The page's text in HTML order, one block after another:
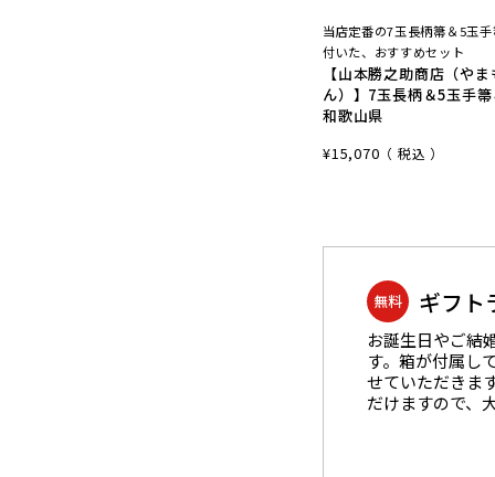
当店定番の7玉長柄箒＆5玉
付いた、おすすめセット
【山本勝之助商店（や
ん）】7玉長柄＆5玉手
和歌山県
¥15,070 税込
無料 ギフト
お誕生日やご結
す。箱が付属し
せていただきま
だけますので、